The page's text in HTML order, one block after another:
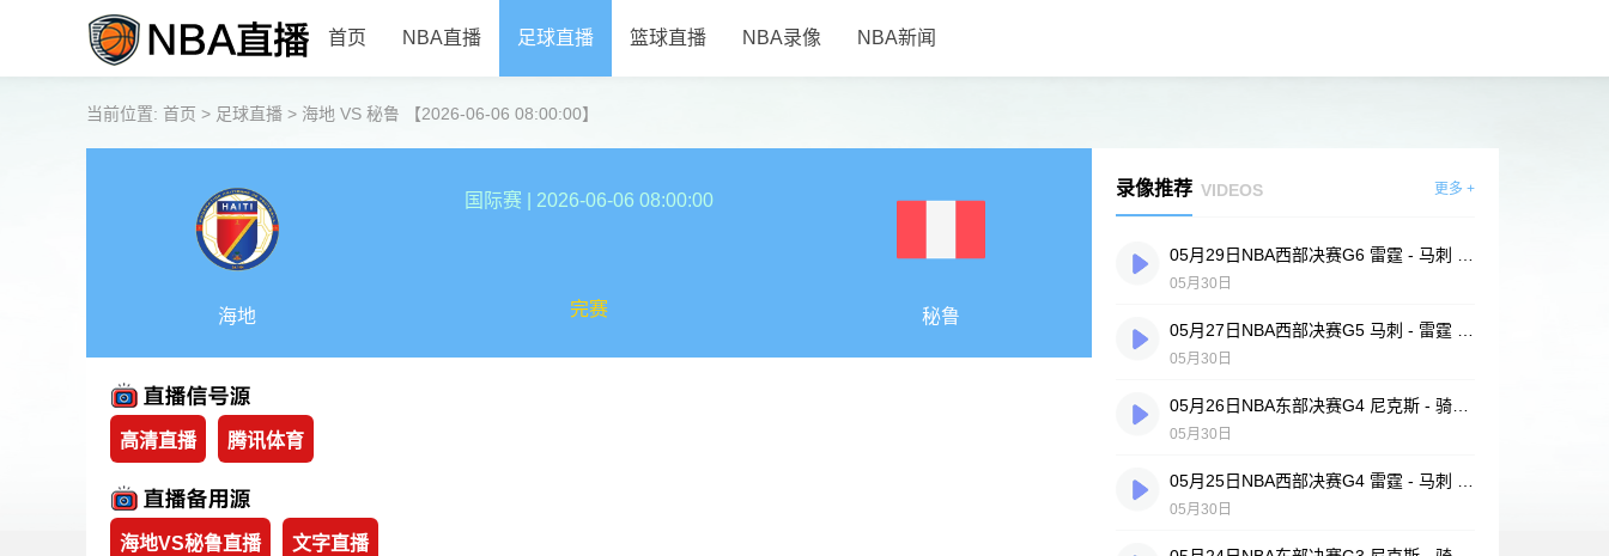
首页 NBA直播 足球直播 篮球直播 NBA录像 NBA新闻
当前位置: 首页 > 足球直播 > 海地 VS 秘鲁 【2026-06-06 08:00:00】
海地
国际赛 2026-06-06 08:00:00
完赛 秘鲁
高清直播 腾讯体育
海地VS秘鲁直播 文字直播
录像推荐 VIDEOS 更多 +
05月30日
05月30日
05月30日
05月30日